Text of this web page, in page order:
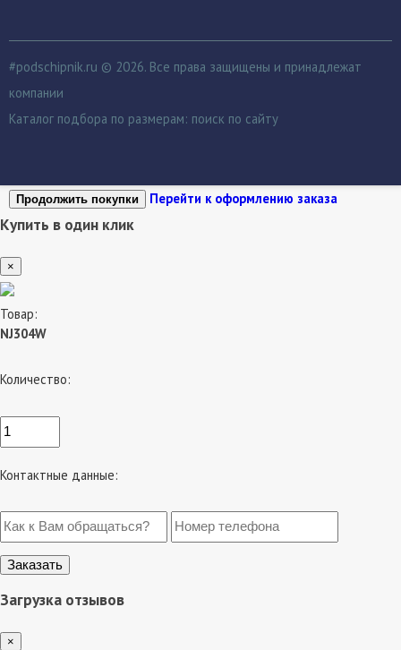
#podschipnik.ru © 2026. Все права защищены и принадлежат
компании
Каталог подбора по размерам: поиск по сайту
Продолжить покупки Перейти к оформлению заказа
Купить в один клик
×
Товар:
NJ304W
Количество:
Контактные данные:
Загрузка отзывов
×